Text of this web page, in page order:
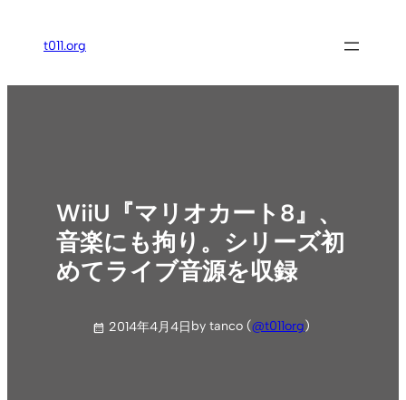
ス
t011.org
WiiU『マリオカート8』、
音楽にも拘り。シリーズ初
めてライブ音源を収録
2014年4月4日by tanco (@t011org)